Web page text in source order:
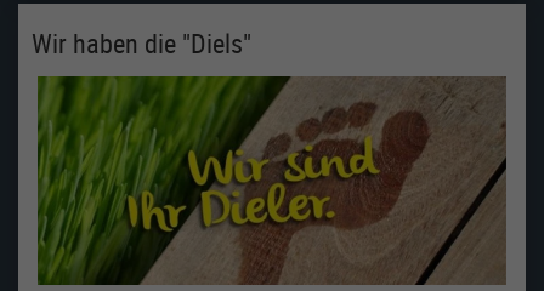
Wir haben die "Diels"